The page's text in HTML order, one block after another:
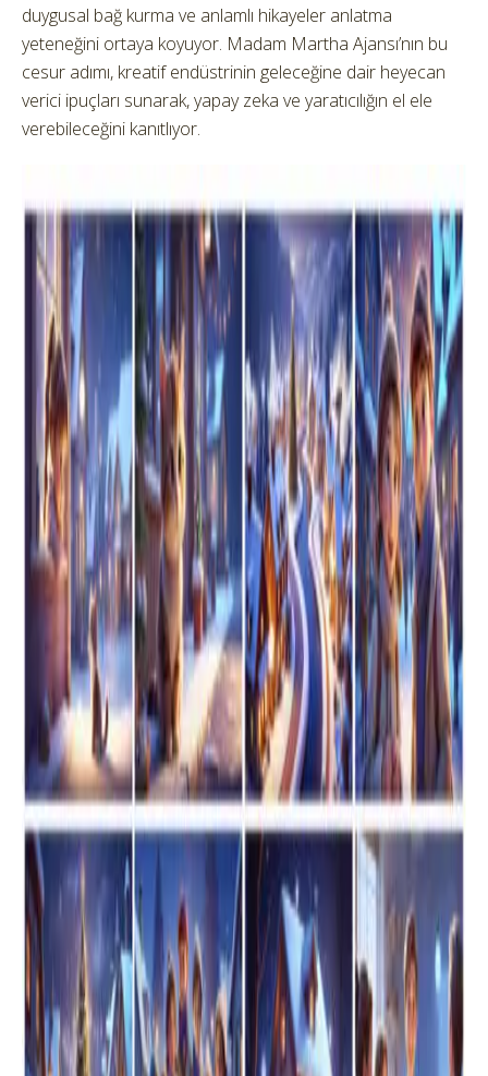
duygusal bağ kurma ve anlamlı hikayeler anlatma
yeteneğini ortaya koyuyor. Madam Martha Ajansı’nın bu
cesur adımı, kreatif endüstrinin geleceğine dair heyecan
verici ipuçları sunarak, yapay zeka ve yaratıcılığın el ele
verebileceğini kanıtlıyor.